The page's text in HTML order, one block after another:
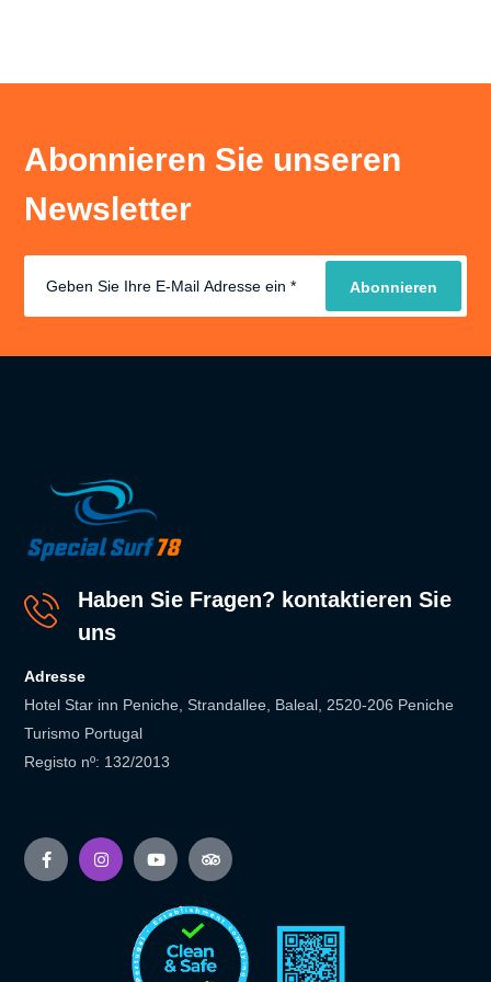
Abonnieren Sie unseren
Newsletter
Haben Sie Fragen? kontaktieren Sie
uns
Adresse
Hotel Star inn Peniche, Strandallee, Baleal, 2520-206 Peniche
Turismo Portugal
Registo nº: 132/2013